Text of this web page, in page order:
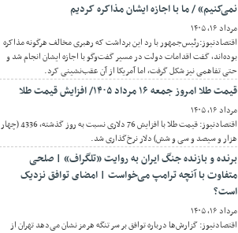
نمی‌کنیم» / ما با اجازه ایشان مذاکره کردیم
مرداد ۱۶, ۱۴۰۵
اقتصادنیوز:رئیس‌جمهور با رد این برداشت که رهبری مخالف هرگونه مذاکره
بوده‌اند، گفت اقدامات دولت در مسیر گفت‌وگو با اجازه ایشان انجام شد و
حتی تفاهمی نیز شکل گرفت، اما آمریکا از آن عقب‌نشینی کرد.
قیمت طلا امروز جمعه ۱۶ مرداد ۱۴۰۵/ افزایش قیمت طلا
مرداد ۱۶, ۱۴۰۵
اقتصادنیوز: قیمت طلا با افزایش 76 دلاری نسبت به روز گذشته، 4336 (چهار
هزار و سیصد و سی و شش) دلار نرخ‌گذاری شد.
برنده و بازنده جنگ ایران به روایت «تلگراف» | صلحی
متفاوت با آنچه ترامپ می‌خواست | امضای توافق نزدیک
است؟
مرداد ۱۶, ۱۴۰۵
اقتصادنیوز: گزارش‌ها درباره توافق بر سر تنگه هرمز نشان می‌دهد تهران از